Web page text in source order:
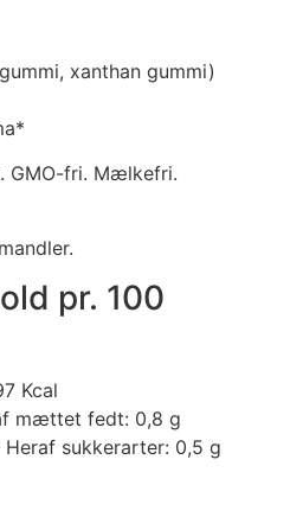
xanthan gummi)
GMO-fri. Mælkefri.
pr. 100
Kcal
mættet fedt: 0,8 g
Heraf sukkerarter: 0,5 g